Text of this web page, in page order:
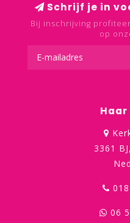
Schrijf je in
Bij inschrijving
op
Haar
3361
06